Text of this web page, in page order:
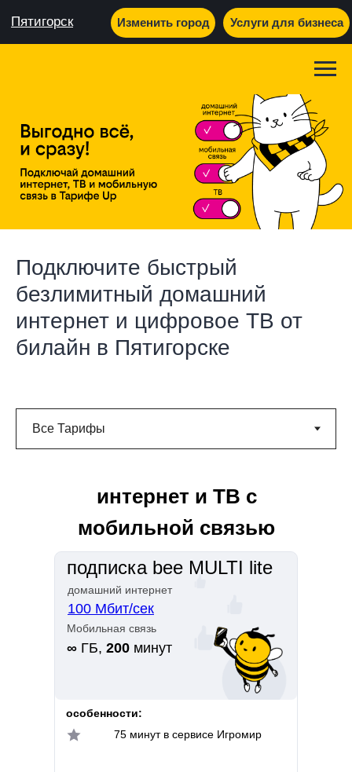
Пятигорск Изменить город Услуги для бизнеса
Подключите быстрый
безлимитный домашний
интернет и цифровое ТВ от
билайн в Пятигорске
интернет и ТВ с
мобильной связью
подписка bee MULTI lite
домашний интернет
Мобильная связь
100 Мбит/сек
∞ ГБ, 200 минут
75 минут в сервисе Игромир
особенности: